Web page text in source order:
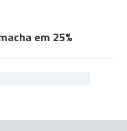
em 25%